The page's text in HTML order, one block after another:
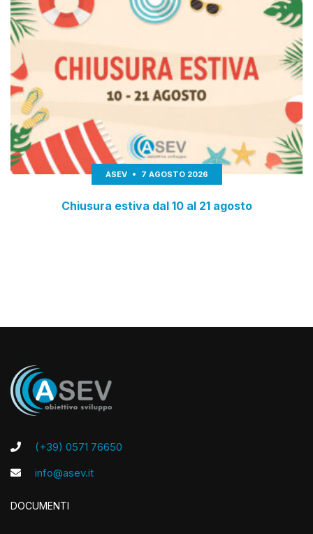
ASEV 7 AGOSTO 2026
Chiusura estiva dal 10 al 21 agosto
(+39) 0571 76650
info@asev.it
DOCUMENTI